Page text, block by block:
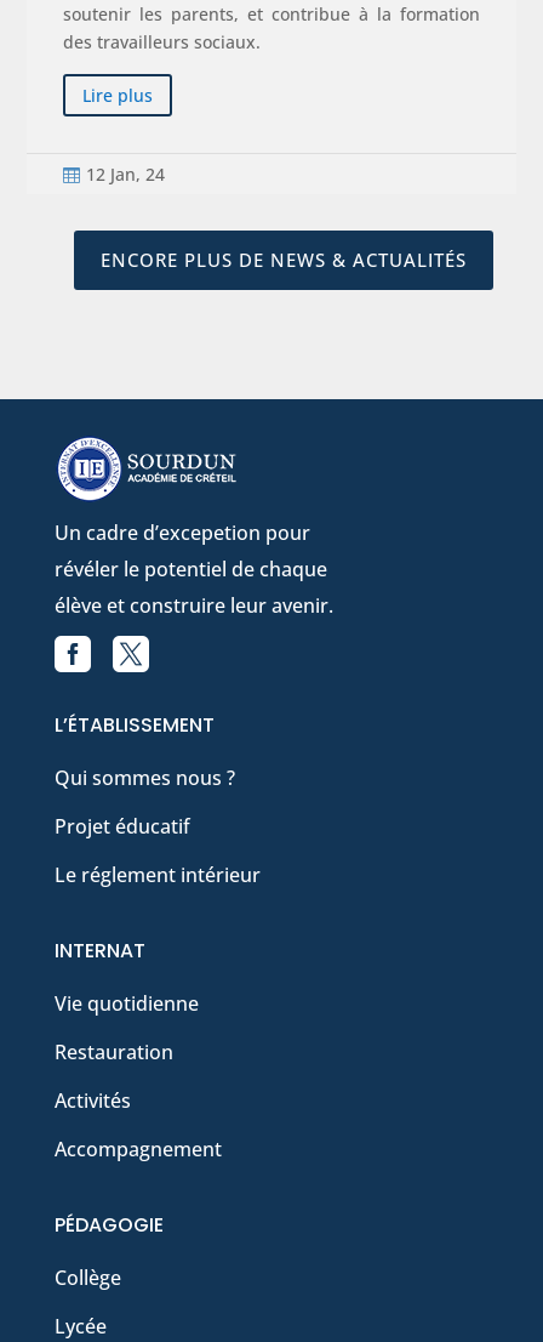
soutenir les parents, et contribue à la formation
des travailleurs sociaux.
Lire plus
 12 Jan, 24
ENCORE PLUS DE NEWS & ACTUALITÉS
Un cadre d’excepetion pour
révéler le potentiel de chaque
élève et construire leur avenir.
 Facebook

L’ÉTABLISSEMENT
Qui sommes nous ?
Projet éducatif
Le réglement intérieur
INTERNAT
Vie quotidienne
Restauration
Activités
Accompagnement
PÉDAGOGIE
Collège
Lycée